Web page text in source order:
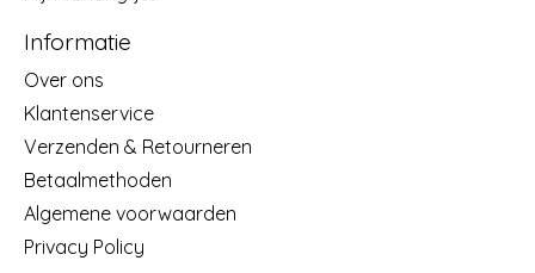
Informatie
Over ons
Klantenservice
Verzenden & Retourneren
Betaalmethoden
Algemene voorwaarden
Privacy Policy